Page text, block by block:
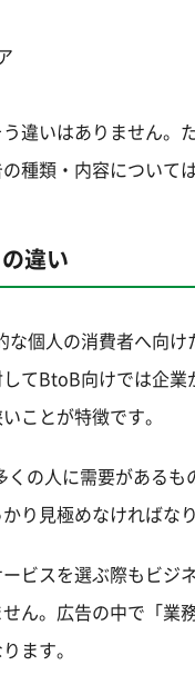
違いはありません
種類・内容について
違い
個人の消費者へ向
てBtoB向けでは企
ことが特徴です。
の人に需要がある
り見極めなければなり
ビスを選ぶ際もビジ
ん。広告の中で「業
ます。